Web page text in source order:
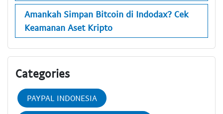
Amankah Simpan Bitcoin di Indodax? Cek
Keamanan Aset Kripto
Categories
PAYPAL INDONESIA